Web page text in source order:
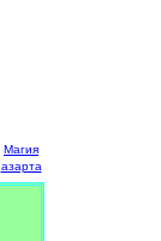
Магия
азарта